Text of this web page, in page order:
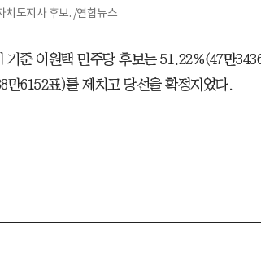
치도지사 후보. /연합뉴스
기준 이원택 민주당 후보는 51.22%(47만
6152표)를 제치고 당선을 확정지었다.